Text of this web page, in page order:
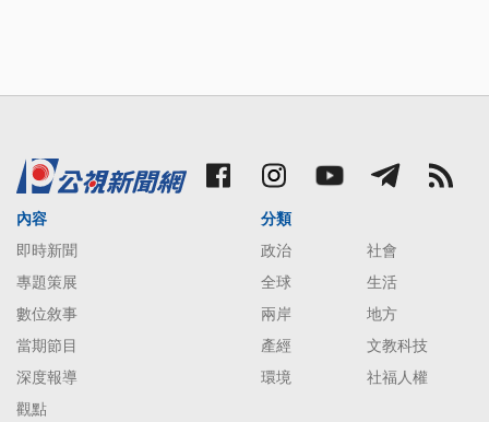
內容
即時新聞
專題策展
數位敘事
當期節目
深度報導
觀點
分類
政治
社會
全球
生活
兩岸
地方
產經
文教科技
環境
社福人權